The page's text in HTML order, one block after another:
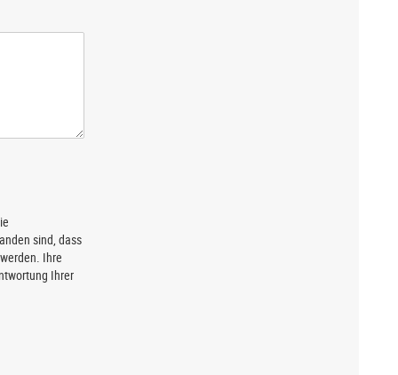
sind, dass
Ihre
Ihrer